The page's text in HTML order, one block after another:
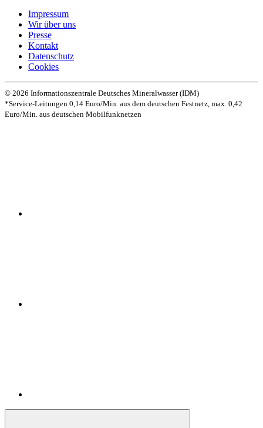
Impressum
Wir über uns
Presse
Kontakt
Datenschutz­
Cookies
© 2026 Informationszentrale Deutsches Mineralwasser (IDM)
*Service-Leitungen 0,14 Euro/Min. aus dem deutschen Festnetz, max. 0,42
Euro/Min. aus deutschen Mobilfunknetzen